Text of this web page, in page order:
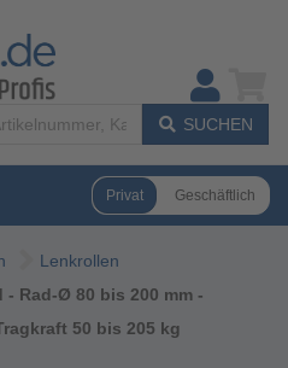
SUCHEN
Privat Geschäftlich
Lenkrollen
Rad-Ø 80 bis 200 mm -
50 bis 205 kg